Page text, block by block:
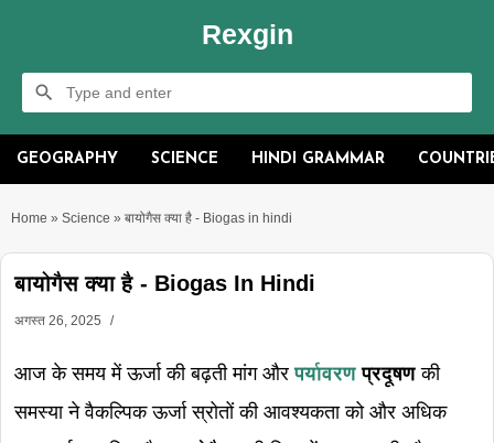
Rexgin
GEOGRAPHY SCIENCE HINDI GRAMMAR
Home » Science » बायोगैस क्या है - Biogas in hindi
बायोगैस क्या है - Biogas In Hindi
अगस्त 26, 2025
आज के समय में ऊर्जा की बढ़ती मांग औरपर्यावरणप्रदूषणकी
समस्या ने वैकल्पिक ऊर्जा स्रोतों की आवश्यकता को और अधिक